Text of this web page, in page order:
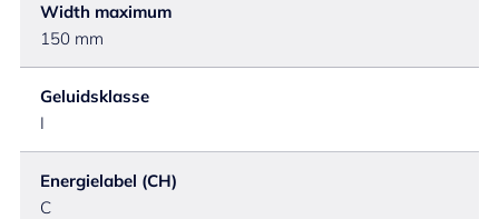
Width maximum
150 mm
Geluidsklasse
I
Energielabel (CH)
C